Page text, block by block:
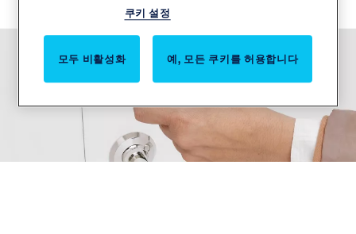
반적인 질문입니다.쿠키 설정
모두 비활성화 예, 모든 쿠키를 허용합니다